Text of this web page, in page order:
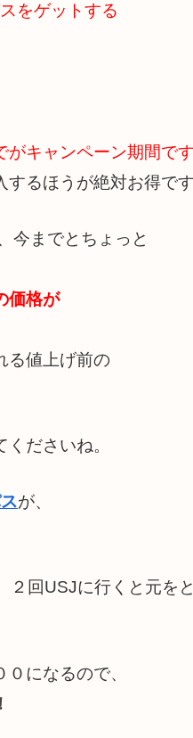
をゲットする
キャンペーン期間です
るほうが絶対お得です
今までとちょっと
価格が
る値上げ前の
ださいね。
が、
２回USJに行くと元を
になるので、